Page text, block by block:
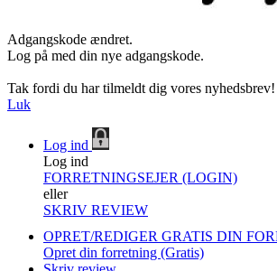
Adgangskode ændret.
Log på med din nye adgangskode.
Tak fordi du har tilmeldt dig vores nyhedsbrev!
Luk
Log ind
Log ind
FORRETNINGSEJER (LOGIN)
eller
SKRIV REVIEW
OPRET/REDIGER GRATIS DIN
Opret din forretning (Gratis)